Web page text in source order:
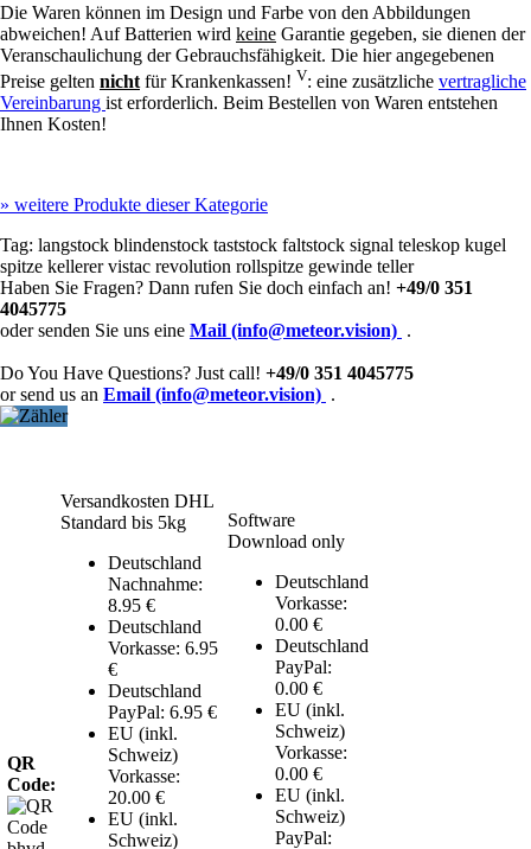
Die Waren können im Design und Farbe von den Abbildungen
abweichen! Auf Batterien wird keine Garantie gegeben, sie dienen der
Veranschaulichung der Gebrauchsfähigkeit. Die hier angegebenen
Preise gelten nicht für Krankenkassen! V: eine zusätzliche vertragliche
Vereinbarung ist erforderlich. Beim Bestellen von Waren entstehen
Ihnen Kosten!
» weitere Produkte dieser Kategorie
Tag: langstock blindenstock taststock faltstock signal teleskop kugel
spitze kellerervistac revolution rollspitze gewinde teller
Haben Sie Fragen? Dann rufen Sie doch einfach an! +49/0 351
4045775
oder senden Sie uns eine Mail (info@meteor.vision) .
Do You Have Questions? Just call! +49/0 351 4045775
or send us an Email (info@meteor.vision) .
QR
Code:
Versandkosten DHL
Standard bis 5kg
Deutschland
Nachnahme:
8.95 €
Deutschland
Vorkasse: 6.95
€
Deutschland
PayPal: 6.95 €
EU (inkl.
Schweiz)
Vorkasse:
20.00 €
EU (inkl.
Schweiz)
Software
Download only
Deutschland
Vorkasse:
0.00 €
Deutschland
PayPal:
0.00 €
EU (inkl.
Schweiz)
Vorkasse:
0.00 €
EU (inkl.
Schweiz)
PayPal: